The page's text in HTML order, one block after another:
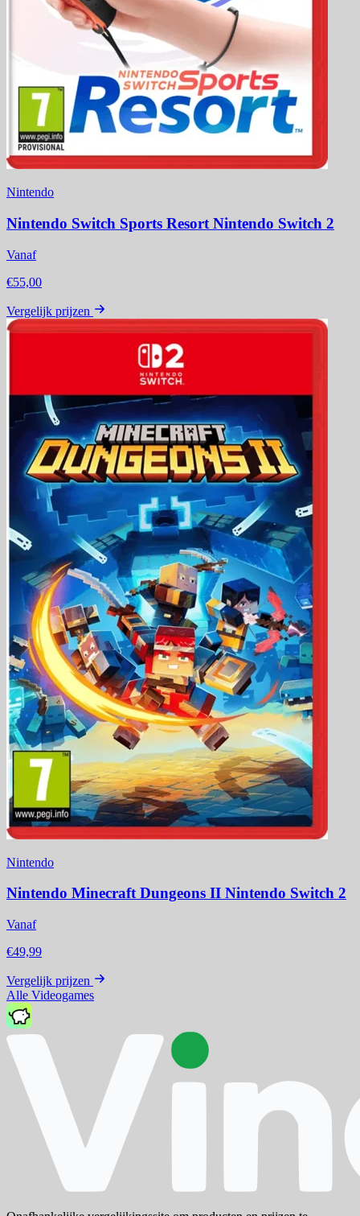
Nintendo
Nintendo Switch Sports Resort Nintendo Switch 2
Vanaf
€55,00
Vergelijk prijzen
Nintendo
Nintendo Minecraft Dungeons II Nintendo Switch 2
Vanaf
€49,99
Vergelijk prijzen
Alle Videogames